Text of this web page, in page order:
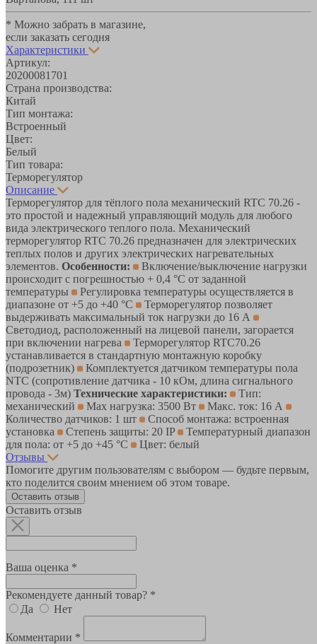
* Можно забрать в магазине,
если заказать сегодня
Характеристики
Артикул:
20200081701
Страна производства:
Китай
Тип монтажа:
Встроенный
Цвет:
Белый
Тип товара:
Терморегулятор
Описание
Терморегулятор для тёплого пола механический RTC 70.26 -
это простой и надежный управляющий модуль для любого
вида электрического теплого пола. Механический
терморегулятор RTC 70.26 предназначен для электрических
теплых полов и других электрических нагревательных
элементов. Особенности:
Включение/выключение нагрузки
происходит с погрешностью + 0,4 °С от заданной
температуры
Регулировка температуры осуществляется в
диапазоне от +5 до +40 °С
Терморегулятор позволяет
выдерживать максимальный ток нагрузки до 16 А
Светодиод, расположенный на лицевой панели, загорается
при включении нагрева
Терморегулятор RTC70.26
устанавливается в стандартную монтажную коробку
(подрозетник)
Комплектуется датчиком температуры пола
NTC (сопротивление датчика - 10 кОм, длина сигнального
провода - 3м) Технические характеристики:
Тип:
механический
Max нагрузка: 3500 Вт
Макс. ток: 16 А
Количество датчиков: 1 шт
Способ монтажа: встроенная
установка
Степень защиты: 20 IP
Температурный диапазон
для пола: от +5 до +45 °С
Цвет: белый
Отзывы
Помогите другим пользователям с выбором — будьте первым,
кто поделится своим мнением об этом товаре.
Оставить отзыв
Оставить отзыв
Ваша оценка *
Рекомендуете данный товар? *
Да
Нет
Комментарии *